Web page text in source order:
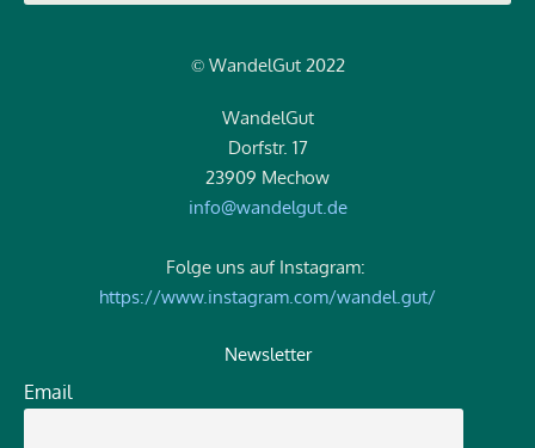
© WandelGut 2022
WandelGut
Dorfstr. 17
23909 Mechow
info@wandelgut.de
Folge uns auf Instagram:
https://www.instagram.com/wandel.gut/
Newsletter
Email